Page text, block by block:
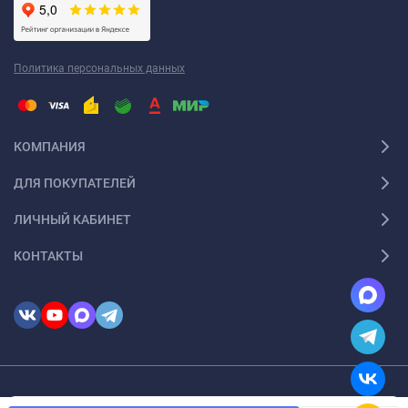
Политика персональных данных
КОМПАНИЯ
ДЛЯ ПОКУПАТЕЛЕЙ
ЛИЧНЫЙ КАБИНЕТ
КОНТАКТЫ